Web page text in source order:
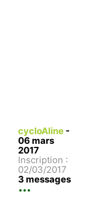
cycloAline -
06 mars
2017
Inscription :
02/03/2017
3 messages